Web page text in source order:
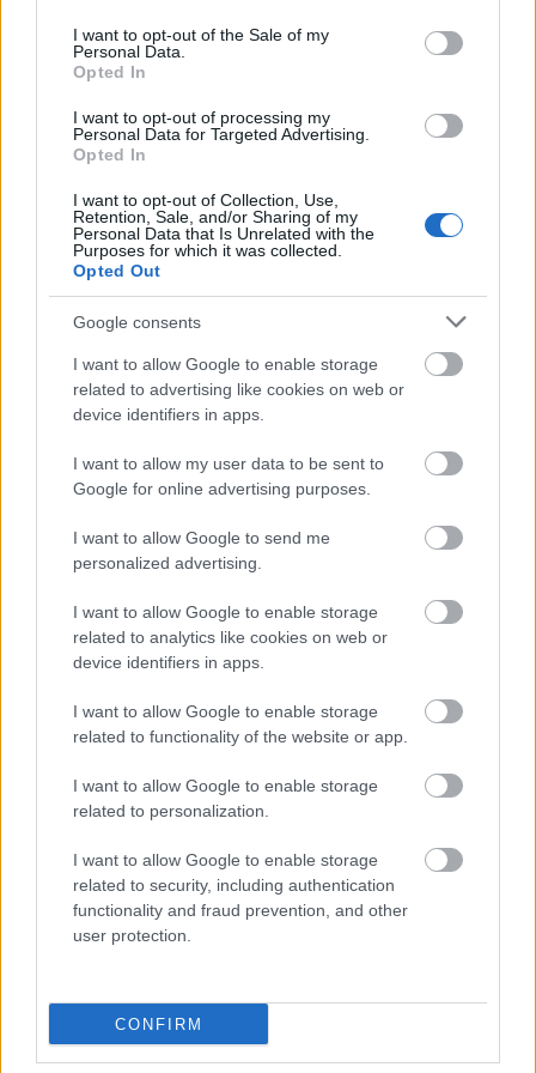
consent section.
I want to opt-out of the Sale of my
Personal Data.
Opted In
I want to opt-out of processing my
Personal Data for Targeted Advertising.
Opted In
I want to opt-out of Collection, Use,
Retention, Sale, and/or Sharing of my
Personal Data that Is Unrelated with the
Purposes for which it was collected.
Opted Out
Google consents
I want to allow Google to enable storage
related to advertising like cookies on web or
device identifiers in apps.
I want to allow my user data to be sent to
Google for online advertising purposes.
I want to allow Google to send me
personalized advertising.
I want to allow Google to enable storage
related to analytics like cookies on web or
device identifiers in apps.
I want to allow Google to enable storage
related to functionality of the website or app.
I want to allow Google to enable storage
related to personalization.
I want to allow Google to enable storage
related to security, including authentication
functionality and fraud prevention, and other
user protection.
CONFIRM
Messengeren
keresőben könnyebben megtaláld a
glamour.hu cikkeit
Glow-up tetőtől talpig: miért